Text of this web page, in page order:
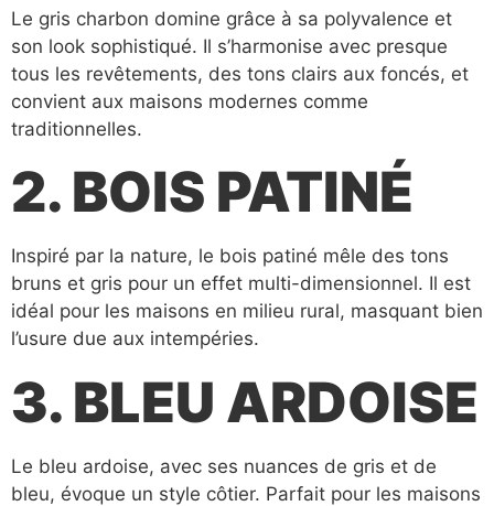
Le gris charbon domine grâce à sa polyvalence et
son look sophistiqué. Il s’harmonise avec presque
tous les revêtements, des tons clairs aux foncés, et
convient aux maisons modernes comme
traditionnelles.
2. BOIS PATINÉ
Inspiré par la nature, le bois patiné mêle des tons
bruns et gris pour un effet multi-dimensionnel. Il est
idéal pour les maisons en milieu rural, masquant bien
l’usure due aux intempéries.
3. BLEU ARDOISE
Le bleu ardoise, avec ses nuances de gris et de
bleu, évoque un style côtier. Parfait pour les maisons